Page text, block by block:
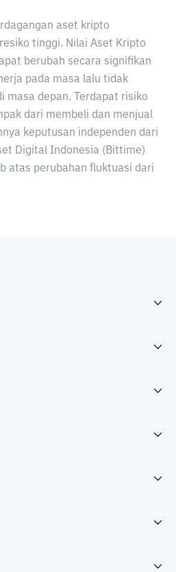
aset kripto
tinggi. Nilai Aset Kripto
berubah secara signifikan
pada masa lalu tidak
masa depan. Terdapat risiko
dari membeli dan menjual
keputusan independen dari
Digital Indonesia (Bittime)
atas perubahan fluktuasi dari